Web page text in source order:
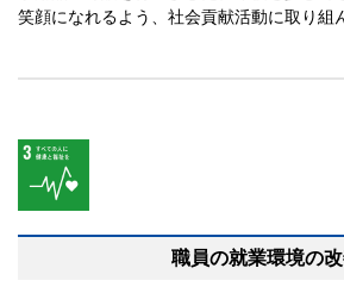
笑顔になれるよう、社会貢献活動に取り組
職員の就業環境の